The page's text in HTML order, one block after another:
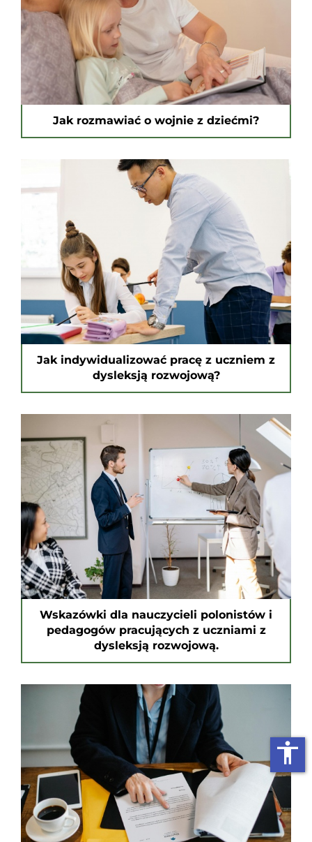
Jak rozmawiać o wojnie z dziećmi?
Jak indywidualizować pracę z uczniem z
dysleksją rozwojową?
Wskazówki dla nauczycieli polonistów i
pedagogów pracujących z uczniami z
dysleksją rozwojową.
accessibility